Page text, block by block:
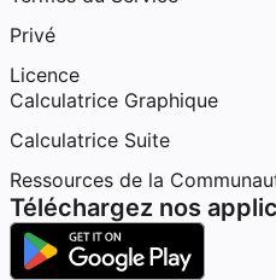
Privé
Licence
Calculatrice Graphique
Calculatrice Suite
Ressources de la
Téléchargez nos